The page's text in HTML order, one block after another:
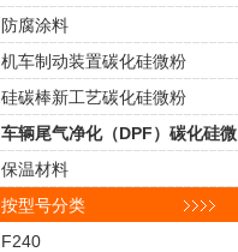
防腐涂料
机车制动装置碳化硅微粉
硅碳棒新工艺碳化硅微粉
车辆尾气净化（DPF）碳化硅微
粉
保温材料
按型号分类
F240